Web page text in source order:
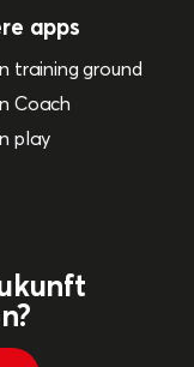
apps
training ground
Coach
play